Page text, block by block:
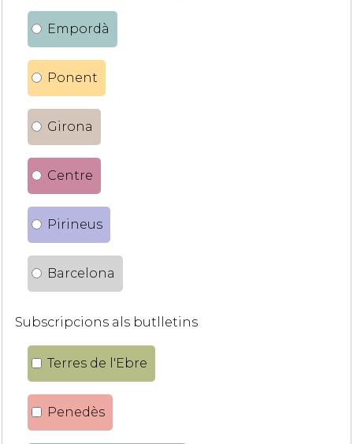
Empordà
Ponent
Girona
Centre
Pirineus
Barcelona
Subscripcions als butlletins
Terres de l'Ebre
Penedès